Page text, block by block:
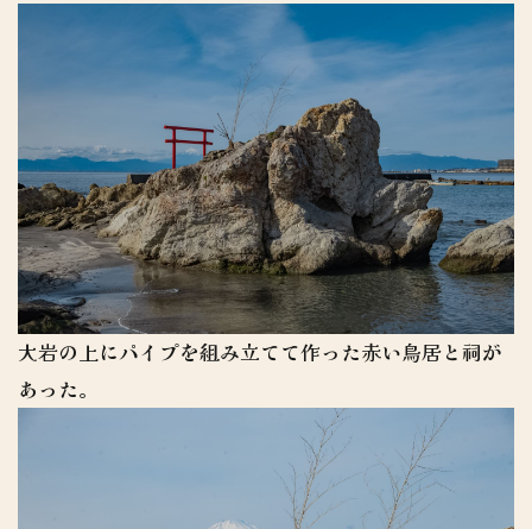
大岩の上にパイプを組み立てて作った赤い鳥居と祠が
あった。